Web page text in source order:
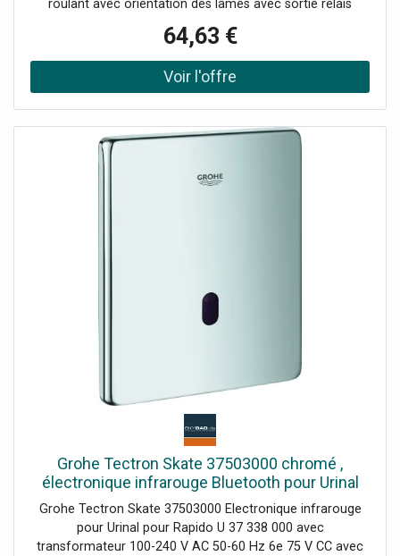
roulant avec orientation des lames avec sortie relais
: télécommande, double technologie IoT sur la norme
Bluetooth 5.0 pour la mise en œuvre du système maillé
sans fil VIEW et sur la norme Zigbee 3.0 alimentation
électrique 100-240 V 50/60 Hz installation encastrée
View Wireless pour le système de technologie Bluetooth
et de l'application Amazon pour la technologie Zigbee.
Compatible avec Alexa, Google Home et IFTTT, via une
64,63 €
Grohe Tectron Skate 37503000 chromé ,
électronique infrarouge Bluetooth pour Urinal
Grohe Tectron Skate 37503000 Electronique infrarouge
pour Urinal pour Rapido U 37 338 000 avec
transformateur 100-240 V AC 50-60 Hz 6e 75 V CC avec